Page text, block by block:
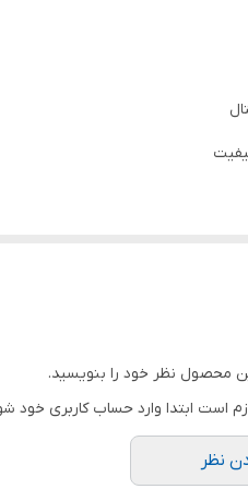
محصول نظر خود را بنویسید.
است ابتدا وارد حساب کاربری خود
نظر